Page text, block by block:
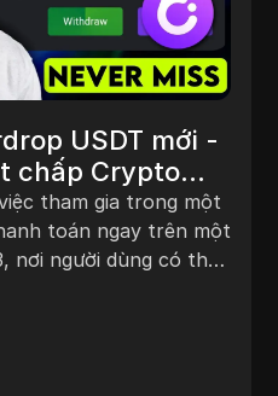
USDT mới -
chấp Crypto
với #crypto
tham gia trong một
toán ngay trên một
nơi người dùng có thể
token bằng cách